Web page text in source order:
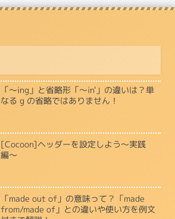
「〜ing」と省略形「〜in'」の違いは？単
なる g の省略ではありません！
[Cocoon]ヘッダーを設定しよう〜実践
編〜
「made out of」の意味って？「made
from/made of」との違いや使い方を例文